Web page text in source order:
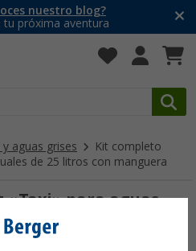
nuestro blog?
tu próxima aventura
aguas grises
Kit completo
de 25 litros con manguera
«Taxi» para aguas
con manguera